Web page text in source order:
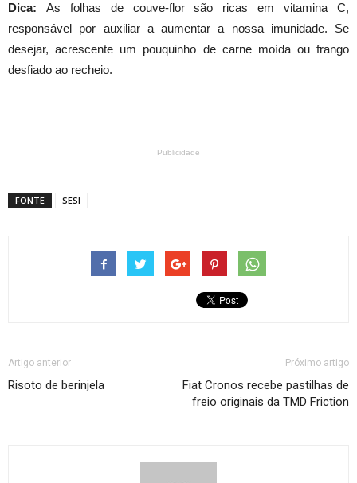
Dica: As folhas de couve-flor são ricas em vitamina C,
responsável por auxiliar a aumentar a nossa imunidade. Se
desejar, acrescente um pouquinho de carne moída ou frango
desfiado ao recheio.
Publicidade
FONTE SESI
Artigo anterior
Risoto de berinjela
Próximo artigo
Fiat Cronos recebe pastilhas de
freio originais da TMD Friction